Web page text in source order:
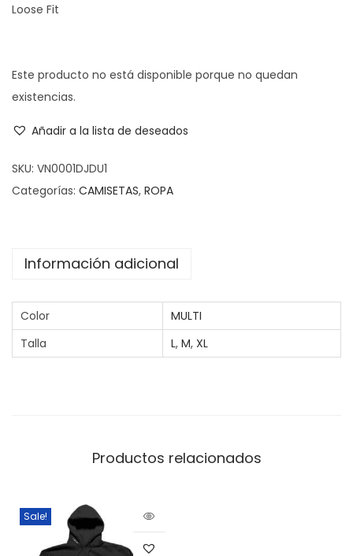
Loose Fit
Este producto no está disponible porque no quedan
existencias.
Añadir a la lista de deseados
SKU: VN0001DJDU1
Categorías: CAMISETAS, ROPA
Información adicional
Color
MULTI
Talla
L, M, XL
Productos relacionados
Sale!